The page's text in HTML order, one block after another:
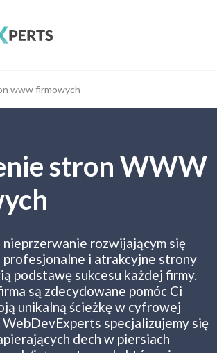
www firmowych
stron WWW
nieprzerwanie rozwijającym się
profesjonalne i atrakcyjne strony
podstawę sukcesu każdej firmy.
są zdecydowane pomóc Ci
unikalną ścieżkę w cyfrowej
specjalizujemy się
dech w piersiach